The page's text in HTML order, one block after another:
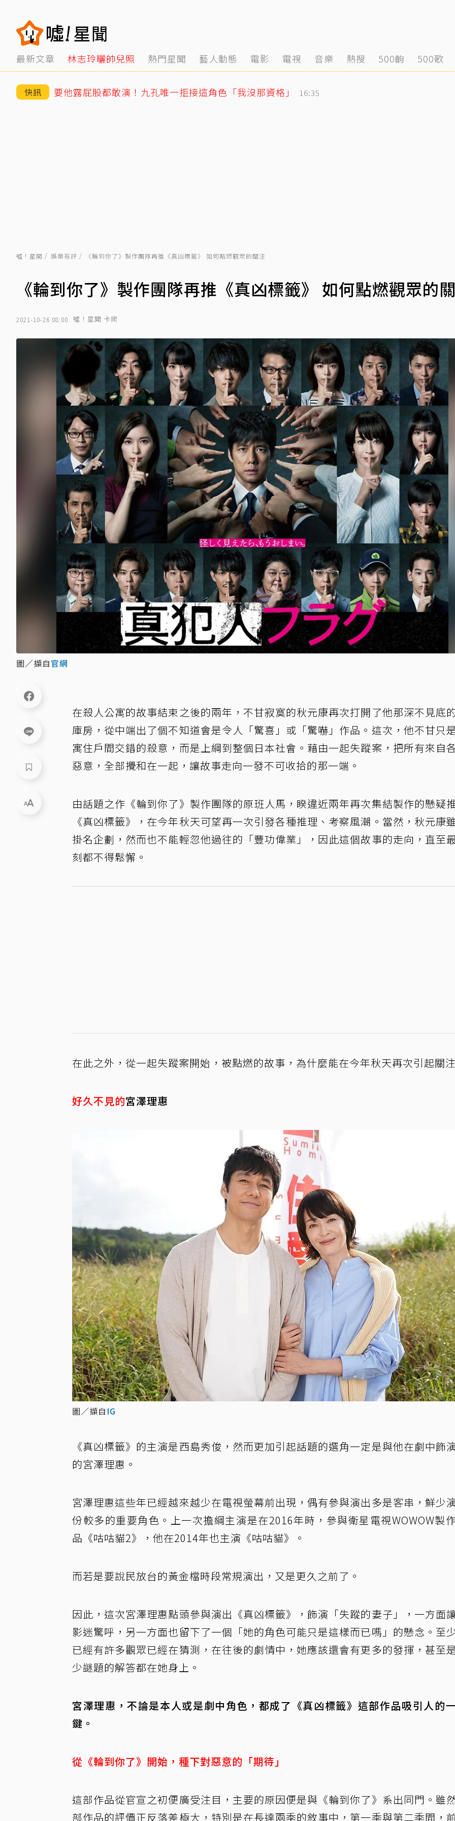
最新文章 林志玲曬帥兒照 熱門星聞 藝人動態 電影 電視 音樂 熱搜 500齣 500歌
快訊 要他露屁股都敢演！九孔唯一拒接這角色「我沒那資格」 16:35
噓！星聞 娛樂有評 《輪到你了》製作團隊再推《真凶標籤》 如何點燃觀眾的關注
《輪到你了》製作團隊再推《真凶標籤》 如何點燃觀眾的
2021-10-26 08:00 噓！星聞 卡爬
圖／擷自官網
在殺人公寓的故事結束之後的兩年，不甘寂寞的秋元康再次打開了他那深不見底
庫房，從中端出了個不知道會是令人「驚喜」或「驚嚇」作品。這次，他不甘只
寓住戶間交錯的殺意，而是上綱到整個日本社會。藉由一起失蹤案，把所有來自
惡意，全部攪和在一起，讓故事走向一發不可收拾的那一端。
由話題之作《輪到你了》製作團隊的原班人馬，睽違近兩年再次集結製作的懸疑
《真凶標籤》，在今年秋天可望再一次引發各種推理、考察風潮。當然，秋元康
掛名企劃，然而也不能輕忽他過往的「豐功偉業」，因此這個故事的走向，直至
刻都不得鬆懈。
在此之外，從一起失蹤案開始，被點燃的故事，為什麼能在今年秋天再次引起關
好久不見的宮澤理惠
圖／擷自 IG
《真凶標籤》的主演是西島秀俊，然而更加引起話題的選角一定是與他在劇中飾
的宮澤理惠。
宮澤理惠這些年已經越來越少在電視螢幕前出現，偶有參與演出多是客串，鮮少
份較多的重要角色。上一次擔綱主演是在2016年時，參與衛星電視WOWOW製
品《咕咕貓2》，他在2014年也主演《咕咕貓》。
而若是要說民放台的黃金檔時段常規演出，又是更久之前了。
因此，這次宮澤理惠點頭參與演出《真凶標籤》，飾演「失蹤的妻子」，一方面
影迷驚呼，另一方面也留下了一個「她的角色可能只是這樣而已嗎」的懸念。至
已經有許多觀眾已經在猜測，在往後的劇情中，她應該還會有更多的發揮，甚至
少謎題的解答都在她身上。
宮澤理惠，不論是本人或是劇中角色，都成了《真凶標籤》這部作品吸引人的
鍵。
從《輪到你了》開始，種下對惡意的「期待」
這部作品從官宣之初便廣受注目，主要的原因便是與《輪到你了》系出同門。雖
部作品的評價正反落差極大，特別是在長達兩季的敘事中，第一季與第二季間，